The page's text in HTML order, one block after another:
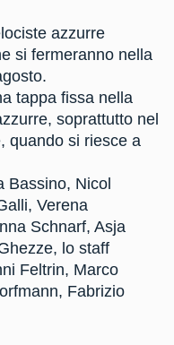
azzurre
si fermeranno nella
tappa fissa nella
soprattutto nel
quando si riesce a
Bassino, Nicol
Verena
Schnarf, Asja
lo staff
Feltrin, Marco
Fabrizio